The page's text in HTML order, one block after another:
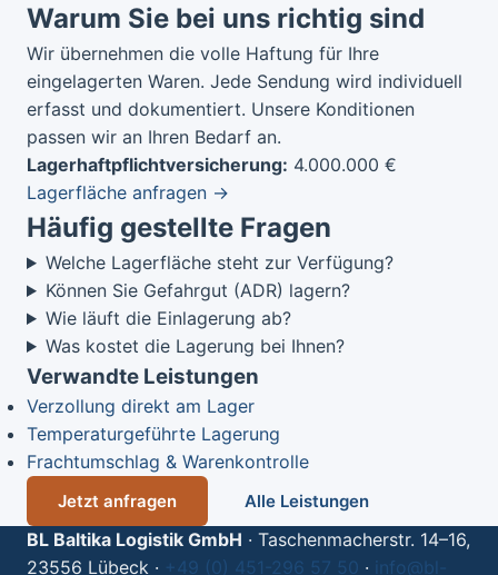
Warum Sie bei uns richtig sind
Wir übernehmen die volle Haftung für Ihre
eingelagerten Waren. Jede Sendung wird individuell
erfasst und dokumentiert. Unsere Konditionen
passen wir an Ihren Bedarf an.
Lagerhaftpflichtversicherung: 4.000.000 €
Lagerfläche anfragen →
Häufig gestellte Fragen
Welche Lagerfläche steht zur Verfügung?
Können Sie Gefahrgut (ADR) lagern?
Wie läuft die Einlagerung ab?
Was kostet die Lagerung bei Ihnen?
Verwandte Leistungen
Verzollung direkt am Lager
Temperaturgeführte Lagerung
Frachtumschlag & Warenkontrolle
Jetzt anfragen Alle Leistungen
BL Baltika Logistik GmbH · Taschenmacherstr. 14–16,
23556 Lübeck · +49 (0) 451-296 57 50 · info@bl-